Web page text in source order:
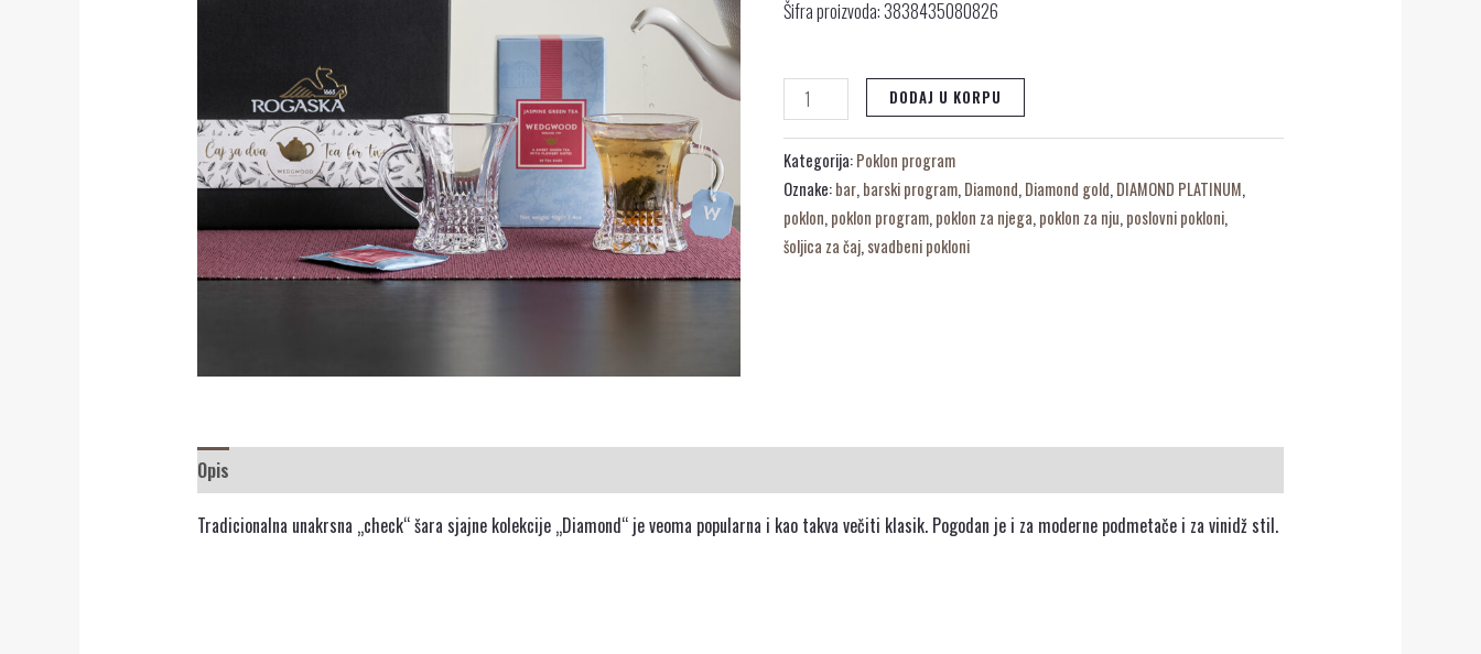
Šifra proizvoda: 3838435080826
DODAJ U KORPU
Kategorija:Poklon program
Oznake:bar,barski program,Diamond,Diamond gold,DIAMOND PLATINUM,
poklon,poklon program,poklon za njega,poklon za nju,poslovni pokloni,
šoljica za čaj,svadbeni pokloni
Opis
Tradicionalna unakrsna „check“ šara sjajne kolekcije „Diamond“ je veoma popularna i kao takva večiti klasik. Pogodan je i za moderne podmetače i za vinidž stil.